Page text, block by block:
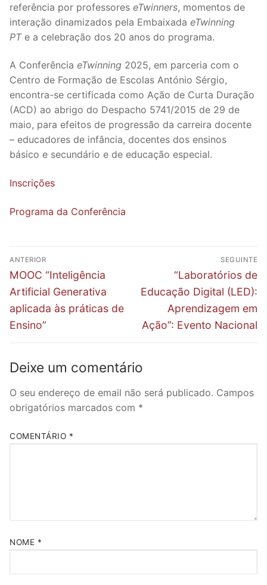
referência por professores eTwinners, momentos de
interação dinamizados pela Embaixada eTwinning
PT e a celebração dos 20 anos do programa.
A Conferência eTwinning 2025, em parceria com o
Centro de Formação de Escolas António Sérgio,
encontra-se certificada como Ação de Curta Duração
(ACD) ao abrigo do Despacho 5741/2015 de 29 de
maio, para efeitos de progressão da carreira docente
– educadores de infância, docentes dos ensinos
básico e secundário e de educação especial.
Inscrições
Programa da Conferência
Navegação
de
artigos
ANTERIOR
Previous
post:
MOOC “Inteligência
Artificial Generativa
aplicada às práticas de
Ensino”
SEGUINTE
Next
post:
“Laboratórios de
Educação Digital (LED):
Aprendizagem em
Ação”: Evento Nacional
Deixe um comentário
O seu endereço de email não será publicado. Campos
obrigatórios marcados com *
COMENTÁRIO *
NOME *